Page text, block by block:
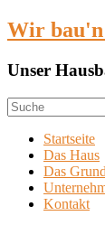
Wir bau'n
Unser
Startseite
Das Haus
Das
Kontakt